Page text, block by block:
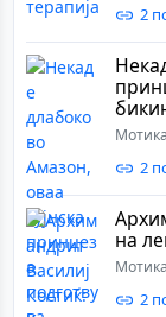
2
Мотика
2
на
Мотика
2